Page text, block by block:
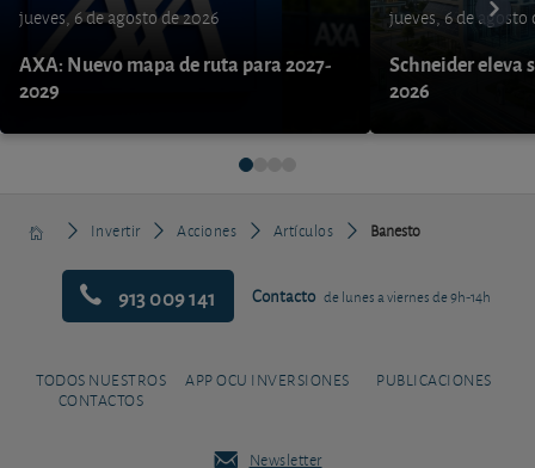
jueves, 6 de agosto de 2026
AXA: Nuevo mapa de ruta para 2027-
2029
jueves, 6 de agosto
Schneider eleva
2026
Invertir Acciones Artículos Banesto
913 009 141 Contacto de lunes a viernes de 9h-14h
TODOS NUESTROS
CONTACTOS
APP OCU INVERSIONES PUBLICACIONES
Newsletter